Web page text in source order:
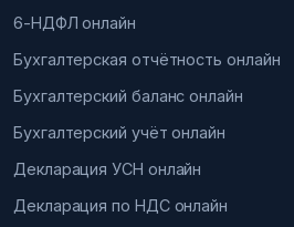
6-НДФЛ онлайн
Бухгалтерская отчётность онлайн
Бухгалтерский баланс онлайн
Бухгалтерский учёт онлайн
Декларация УСН онлайн
Декларация по НДС онлайн